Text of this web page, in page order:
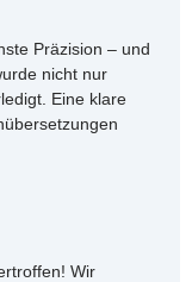
Präzision – und
nicht nur
Eine klare
Wir